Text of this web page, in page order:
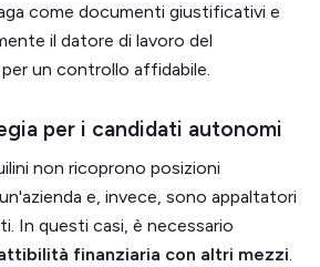
come documenti giustificativi e
il datore di lavoro del
un controllo affidabile.
per i candidati autonomi
non ricoprono posizioni
e, invece, sono appaltatori
In questi casi, è necessario
finanziaria con altri mezzi.